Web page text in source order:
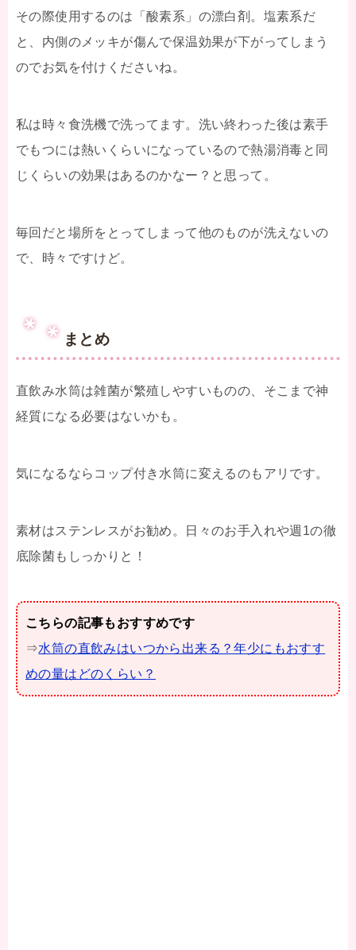
その際使用するのは「酸素系」の漂白剤。塩素系だ
と、内側のメッキが傷んで保温効果が下がってしまう
のでお気を付けくださいね。
私は時々食洗機で洗ってます。洗い終わった後は素手
でもつには熱いくらいになっているので熱湯消毒と同
じくらいの効果はあるのかなー？と思って。
毎回だと場所をとってしまって他のものが洗えないの
で、時々ですけど。
まとめ
直飲み水筒は雑菌が繁殖しやすいものの、そこまで神
経質になる必要はないかも。
気になるならコップ付き水筒に変えるのもアリです。
素材はステンレスがお勧め。日々のお手入れや週1の徹
底除菌もしっかりと！
こちらの記事もおすすめです
⇒水筒の直飲みはいつから出来る？年少にもおすす
めの量はどのくらい？